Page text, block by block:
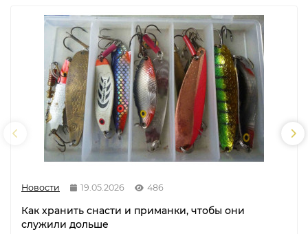
Новости 19.05.2026 486
Как хранить снасти и приманки, чтобы они
служили дольше